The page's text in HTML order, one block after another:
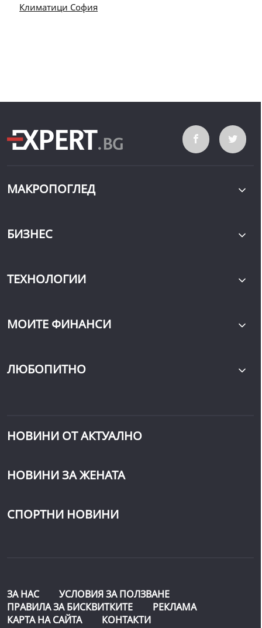
Климатици София
МАКРОПОГЛЕД
БИЗНЕС
ТЕХНОЛОГИИ
МОИТЕ ФИНАНСИ
ЛЮБОПИТНО
НОВИНИ ОТ АКТУАЛНО
НОВИНИ ЗА ЖЕНАТА
СПОРТНИ НОВИНИ
ЗА НАС
УСЛОВИЯ ЗА ПОЛЗВАНЕ
ПРАВИЛА ЗА БИСКВИТКИТЕ
РЕКЛАМА
КАРТА НА САЙТА
КОНТАКТИ